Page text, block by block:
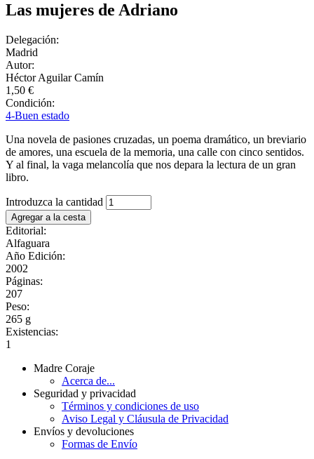
Las mujeres de Adriano
Delegación:
Madrid
Autor:
Héctor Aguilar Camín
1,50 €
Condición:
4-Buen estado
Una novela de pasiones cruzadas, un poema dramático, un breviario
de amores, una escuela de la memoria, una calle con cinco sentidos.
Y al final, la vaga melancolía que nos depara la lectura de un gran
libro.
Introduzca la cantidad
Editorial:
Alfaguara
Año Edición:
2002
Páginas:
207
Peso:
265 g
Existencias:
1
Madre Coraje
Acerca de...
Seguridad y privacidad
Términos y condiciones de uso
Aviso Legal y Cláusula de Privacidad
Envíos y devoluciones
Formas de Envío